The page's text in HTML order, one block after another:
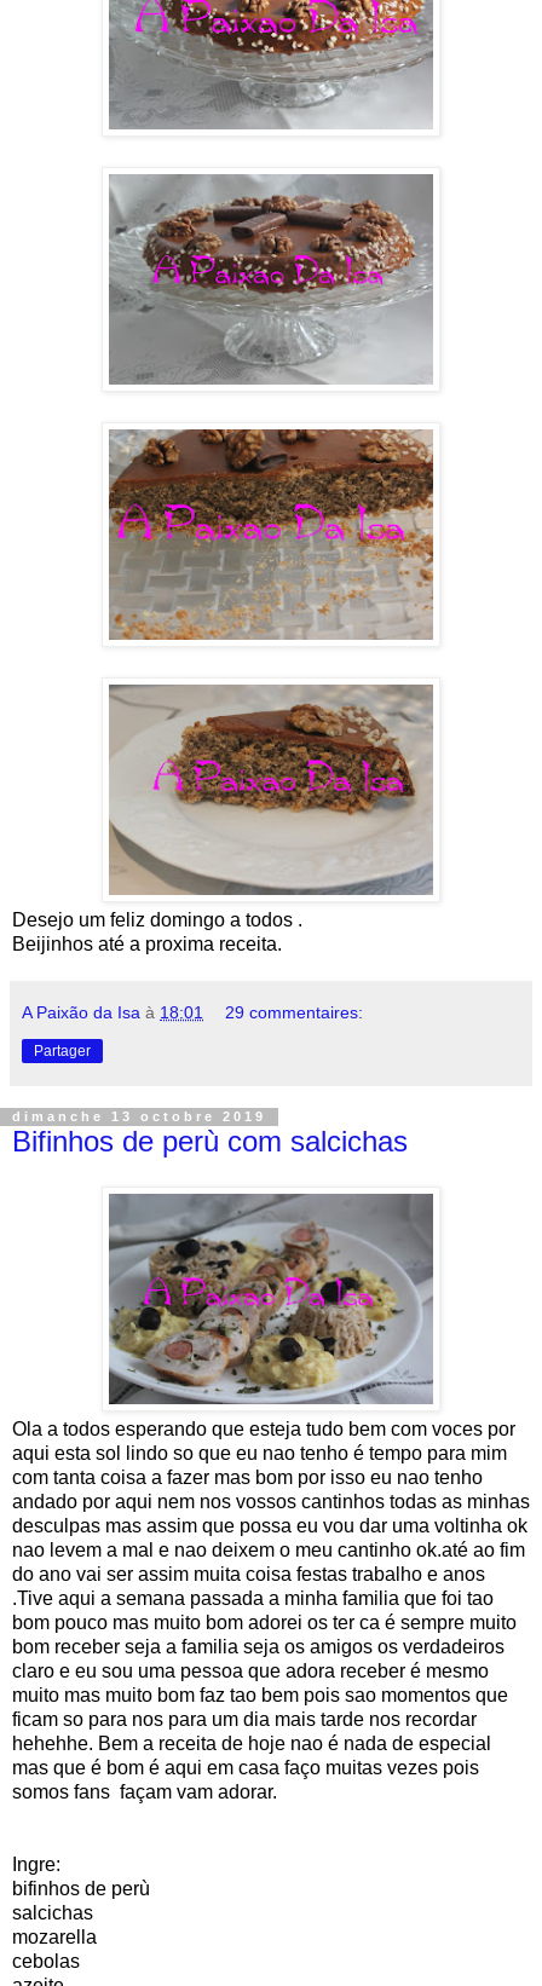
Desejo um feliz domingo a todos .
Beijinhos até a proxima receita.
A Paixão da Isa à 18:01 29 commentaires:
Partager
dimanche 13 octobre 2019
Bifinhos de perù com salcichas
Ola a todos esperando que esteja tudo bem com voces por
aqui esta sol lindo so que eu nao tenho é tempo para mim
com tanta coisa a fazer mas bom por isso eu nao tenho
andado por aqui nem nos vossos cantinhos todas as minhas
desculpas mas assim que possa eu vou dar uma voltinha ok
nao levem a mal e nao deixem o meu cantinho ok.até ao fim
do ano vai ser assim muita coisa festas trabalho e anos
.Tive aqui a semana passada a minha familia que foi tao
bom pouco mas muito bom adorei os ter ca é sempre muito
bom receber seja a familia seja os amigos os verdadeiros
claro e eu sou uma pessoa que adora receber é mesmo
muito mas muito bom faz tao bem pois sao momentos que
ficam so para nos para um dia mais tarde nos recordar
hehehhe. Bem a receita de hoje nao é nada de especial
mas que é bom é aqui em casa faço muitas vezes pois
somos fans façam vam adorar.
Ingre:
bifinhos de perù
salcichas
mozarella
cebolas